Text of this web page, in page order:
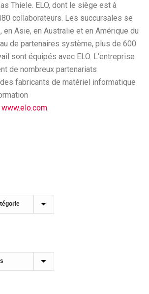
Thiele. ELO, dont le siège est à
collaborateurs. Les succursales se
en Asie, en Australie et en Amérique du
de partenaires système, plus de 600
sont équipés avec ELO. L’entreprise
de nombreux partenariats
fabricants de matériel informatique
www.elo.com.